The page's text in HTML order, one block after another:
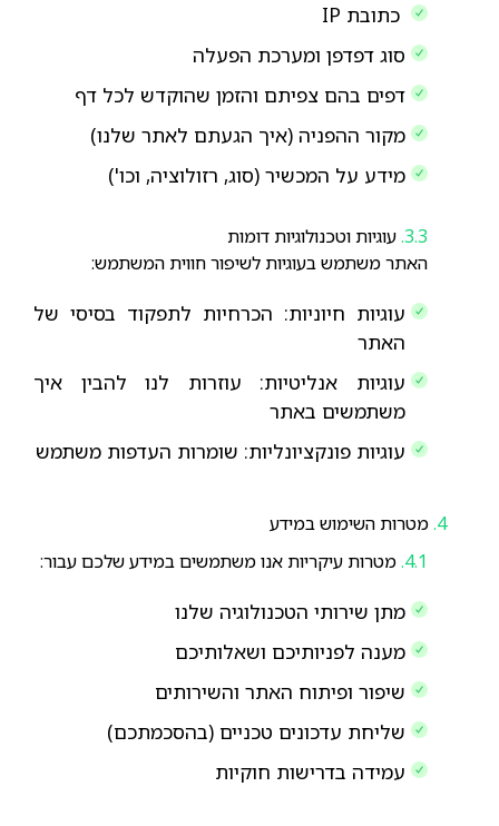
כתובת IP
סוג דפדפן ומערכת הפעלה
דפים בהם צפיתם והזמן שהוקדש לכל דף
מקור ההפניה (איך הגעתם לאתר שלנו)
מידע על המכשיר (סוג, רזולוציה, וכו')
עוגיות וטכנולוגיות דומות
האתר משתמש בעוגיות לשיפור חווית המשתמש:
עוגיות חיוניות: הכרחיות לתפקוד בסיסי של
האתר
עוגיות אנליטיות: עוזרות לנו להבין איך
משתמשים באתר
עוגיות פונקציונליות: שומרות העדפות משתמש
מטרות השימוש במידע
מטרות עיקריות אנו משתמשים במידע שלכם עבור:
מתן שירותי הטכנולוגיה שלנו
מענה לפניותיכם ושאלותיכם
שיפור ופיתוח האתר והשירותים
שליחת עדכונים טכניים (בהסכמתכם)
עמידה בדרישות חוקיות